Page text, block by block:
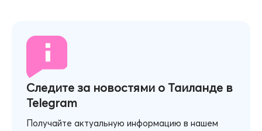
Следите за новостями о Таиланде в
Telegram
Получайте актуальную информацию в нашем